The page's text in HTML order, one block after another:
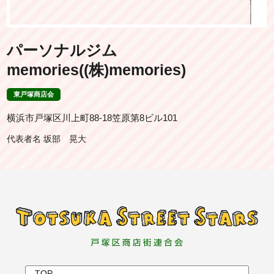
パーソナルジム
memories((株)memories)
東戸塚商店会
横浜市戸塚区川上町88-18笠原第8ビル101
代表者名 坂部 晃大